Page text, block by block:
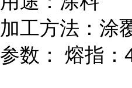
加工方法：涂
参数：
熔指：